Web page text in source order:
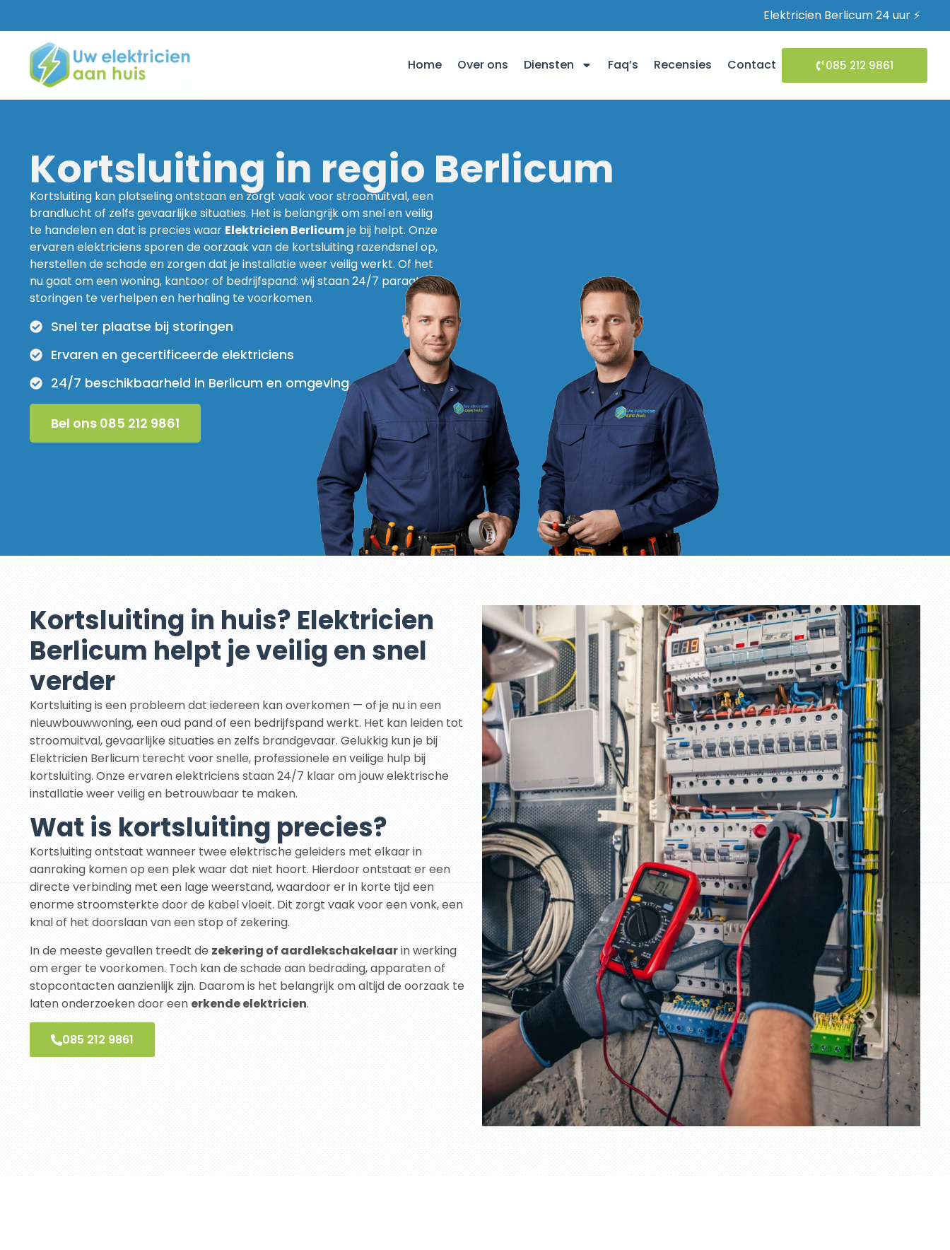
Elektricien Berlicum 24 uur ⚡
Home Over ons Diensten Faq’s Recensies Contact 085 212 9861
Kortsluiting in regio Berlicum
Kortsluiting kan plotseling ontstaan en zorgt vaak voor stroomuitval, een
brandlucht of zelfs gevaarlijke situaties. Het is belangrijk om snel en veilig
te handelen en dat is precies waar Elektricien Berlicumje bij helpt. Onze
ervaren elektriciens sporen de oorzaak van de kortsluiting razendsnel op,
herstellen de schade en zorgen dat je installatie weer veilig werkt. Of het
nu gaat om een woning, kantoor of bedrijfspand: wij staan 24/7 paraat om
storingen te verhelpen en herhaling te voorkomen.
Snel ter plaatse bij storingen
Ervaren en gecertificeerde elektriciens
24/7 beschikbaarheid in Berlicum en omgeving
Bel ons 085 212 9861
Kortsluiting in huis? Elektricien
Berlicum helpt je veilig en snel
verder
Kortsluiting is een probleem dat iedereen kan overkomen — of je nu in een
nieuwbouwwoning, een oud pand of een bedrijfspand werkt. Het kan leiden tot
stroomuitval, gevaarlijke situaties en zelfs brandgevaar. Gelukkig kun je bij
Elektricien Berlicum terecht voor snelle, professionele en veilige hulp bij
kortsluiting. Onze ervaren elektriciens staan 24/7 klaar om jouw elektrische
installatie weer veilig en betrouwbaar te maken.
Wat is kortsluiting precies?
Kortsluiting ontstaat wanneer twee elektrische geleiders met elkaar in
aanraking komen op een plek waar dat niet hoort. Hierdoor ontstaat er een
directe verbinding met een lage weerstand, waardoor er in korte tijd een
enorme stroomsterkte door de kabel vloeit. Dit zorgt vaak voor een vonk, een
knal of het doorslaan van een stop of zekering.
In de meeste gevallen treedt de zekering of aardlekschakelaarin werking
om erger te voorkomen. Toch kan de schade aan bedrading, apparaten of
stopcontacten aanzienlijk zijn. Daarom is het belangrijk om altijd de oorzaak te
laten onderzoeken door een erkende elektricien.
085 212 9861